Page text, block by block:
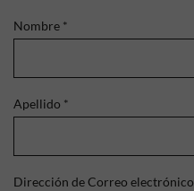
Nombre *
Apellido *
Dirección de Correo electrónico